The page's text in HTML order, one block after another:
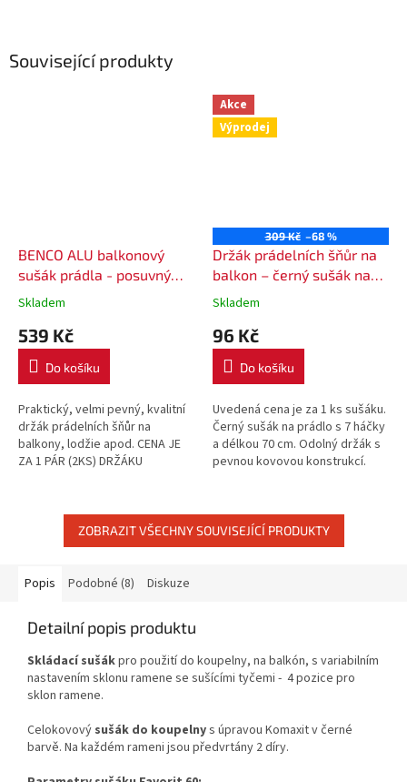
Související produkty
BENCO ALU balkonový
sušák prádla - posuvný
délka 70 cm, 7 háčků
Skladem
539 Kč
Do košíku
Praktický, velmi pevný, kvalitní
držák prádelních šňůr na
balkony, lodžie apod. CENA JE
ZA 1 PÁR (2KS) DRŽÁKU
Akce
Výprodej
309 Kč –68 %
Držák prádelních šňůr na
balkon – černý sušák na
prádlo 70 cm / 7 háčků
Skladem
96 Kč
Do košíku
Uvedená cena je za 1 ks sušáku.
Černý sušák na prádlo s 7 háčky
a délkou 70 cm. Odolný držák s
pevnou kovovou konstrukcí.
ZOBRAZIT VŠECHNY SOUVISEJÍCÍ PRODUKTY
Popis Podobné (8) Diskuze
Detailní popis produktu
Skládací sušákpro použití do koupelny, na balkón, s variabilním
nastavením sklonu ramene se sušícími tyčemi - 4 pozice pro
sklon ramene.
Celokovový sušák do koupelnys úpravou Komaxit v černé
barvě. Na každém rameni jsou předvrtány 2 díry.